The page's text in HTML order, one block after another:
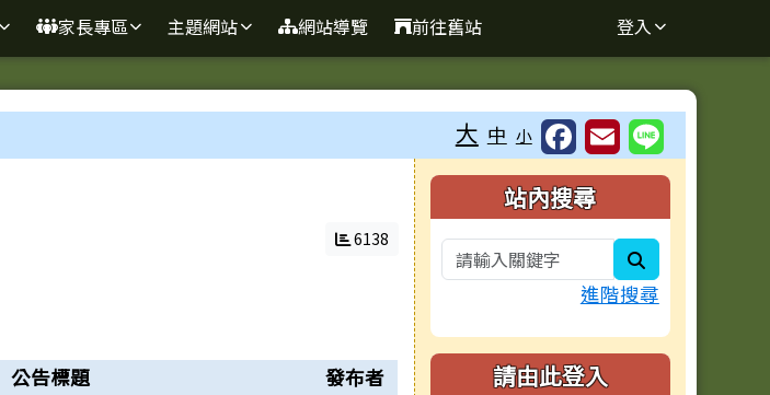
家長專區 主題網站 網站導覽 前往舊站 登入
大 中 小
6138
公告標題 發布者
右邊區域內容
站內搜尋
進階搜尋
請由此登入